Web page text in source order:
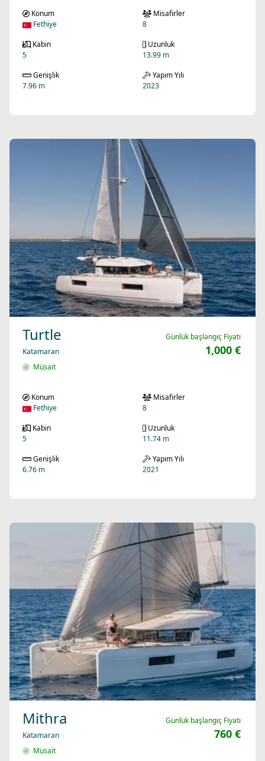
Konum
Fethiye
Misafirler
8
Kabin
5
Uzunluk
13.99 m
Genişlik
7.96 m
Yapım Yılı
2023
Turtle
Katamaran
Müsait
Günlük başlangıç Fiyatı
1,000 €
Konum
Fethiye
Misafirler
8
Kabin
5
Uzunluk
11.74 m
Genişlik
6.76 m
Yapım Yılı
2021
Mithra
Katamaran
Müsait
Günlük başlangıç Fiyatı
760 €